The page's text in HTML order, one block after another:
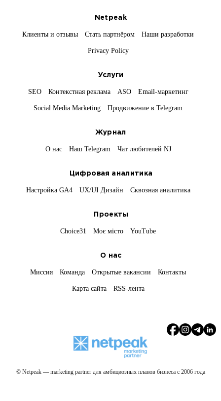
Netpeak
Клиенты и отзывы Стать партнёром Наши разработки
Privacy Policy
Услуги
SEO Контекстная реклама ASO Email-маркетинг
Social Media Marketing Продвижение в Telegram
Журнал
О нас Наш Telegram Чат любителей NJ
Цифровая аналитика
Настройка GA4 UX/UI Дизайн Сквозная аналитика
Проекты
Choice31 Моє місто YouTube
О нас
Миссия Команда Открытые вакансии Контакты
Карта сайта RSS-лента
© Netpeak — marketing partner для амбициозных планов бизнеса с 2006 года